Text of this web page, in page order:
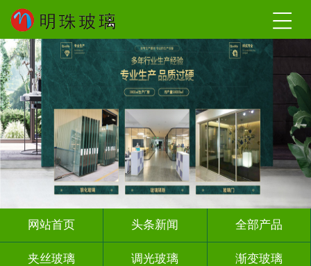
网站首页 头条新闻 全部产品
夹丝玻璃 调光玻璃 渐变玻璃